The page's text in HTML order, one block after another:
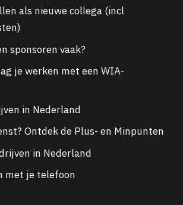
als nieuwe collega (incl
sponsoren vaak?
je werken met een WIA-
in Nederland
Ontdek de Plus- en Minpunten
in Nederland
met je telefoon